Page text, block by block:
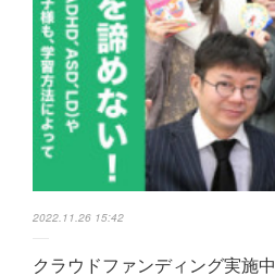
2022.11.26 15:42
クラウドファンディング実施中